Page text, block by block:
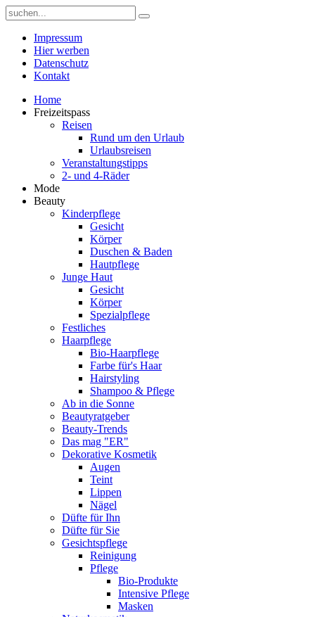
Impressum
Hier werben
Datenschutz
Kontakt
Home
Freizeitspass
Reisen
Rund um den Urlaub
Urlaubsreisen
Veranstaltungstipps
2- und 4-Räder
Mode
Beauty
Kinderpflege
Gesicht
Körper
Duschen & Baden
Hautpflege
Junge Haut
Gesicht
Körper
Spezialpflege
Festliches
Haarpflege
Bio-Haarpflege
Farbe für's Haar
Hairstyling
Shampoo & Pflege
Ab in die Sonne
Beautyratgeber
Beauty-Trends
Das mag "ER"
Dekorative Kosmetik
Augen
Teint
Lippen
Nägel
Düfte für Ihn
Düfte für Sie
Gesichtspflege
Reinigung
Pflege
Bio-Produkte
Intensive Pflege
Masken